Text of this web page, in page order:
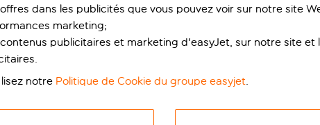
dans les publicités que vous pouvez voir sur notre site
marketing;
publicitaires et marketing d'easyJet, sur notre site et
notre Politique de Cookie du groupe easyjet.